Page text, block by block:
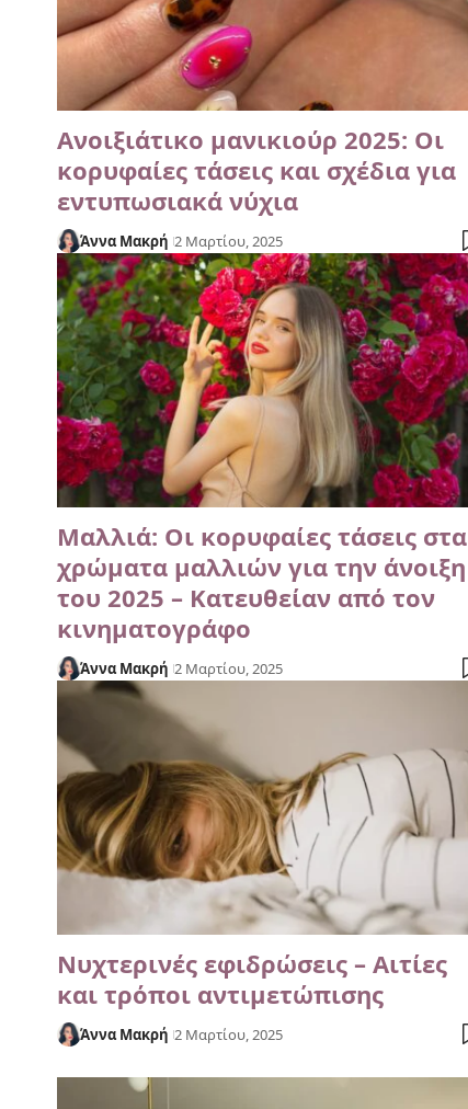
Ανοιξιάτικο μανικιούρ 2025: Οι
κορυφαίες τάσεις και σχέδια για
εντυπωσιακά νύχια
Άννα Μακρή 2 Μαρτίου, 2025
Μαλλιά: Οι κορυφαίες τάσεις στα
χρώματα μαλλιών για την άνοιξη
του 2025 – Κατευθείαν από τον
κινηματογράφο
Άννα Μακρή 2 Μαρτίου, 2025
Νυχτερινές εφιδρώσεις – Αιτίες
και τρόποι αντιμετώπισης
Άννα Μακρή 2 Μαρτίου, 2025